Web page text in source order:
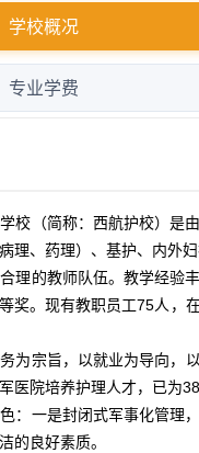
学校概况
专业学费
（简称：西航护校）是由
理、药理）、基护、内外
理的教师队伍。教学经验
奖。现有教职员工75人，
为宗旨，以就业为导向，
医院培养护理人才，已为
：一是封闭式军事化管理
的良好素质。